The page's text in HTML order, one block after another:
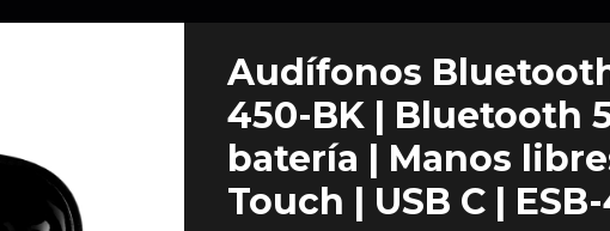
Audífonos
450-BK | Bluetooth
batería | Manos
Touch | USB C |